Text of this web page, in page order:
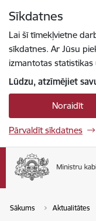
Sīkdatnes
Lai šī tīmekļvietne
sīkdatnes. Ar Jūsu
izmantotas
Lūdzu, atzīmējiet
Noraidīt
Pārvaldīt sīkdatnes
Sākums Aktualitātes